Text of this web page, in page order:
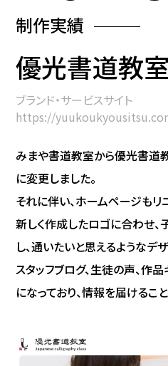
制作実績
優光書道教
ブランド・サービスサイト
https://
みまや書道教室から優光書道
に変更しました。
それに伴い、ホームページもリ
新しく作成したロゴに合わせ、
し、通いたいと思えるようなデ
スタッフブログ、生徒の声、作
になっており、情報を届けるこ